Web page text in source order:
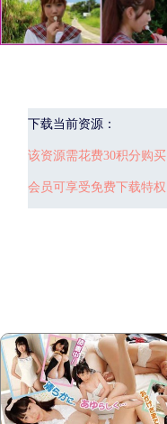
下载当前资源：
该资源需花费30积分购买
会员可享受免费下载特权